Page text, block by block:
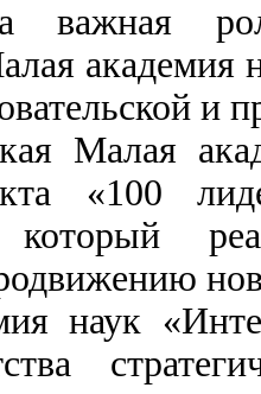
важная
академия
и
Малая
«100
который
наук